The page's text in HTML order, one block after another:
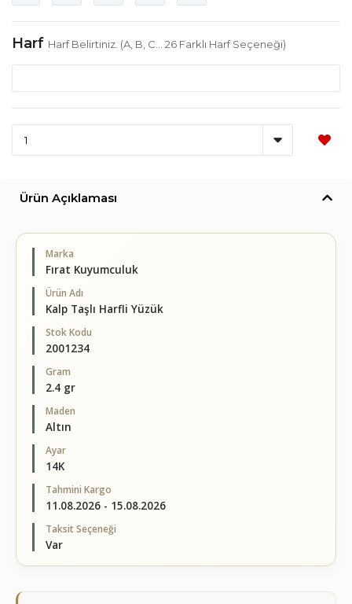
Harf Harf Belirtiniz. (A, B, C... 26 Farklı Harf Seçeneği)
Ürün Açıklaması
Marka
Fırat Kuyumculuk
Ürün Adı
Kalp Taşlı Harfli Yüzük
Stok Kodu
2001234
Gram
2.4 gr
Maden
Altın
Ayar
14K
Tahmini Kargo
11.08.2026 - 15.08.2026
Taksit Seçeneği
Var